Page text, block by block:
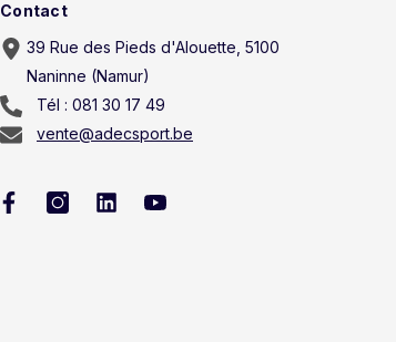
Contact
39 Rue des Pieds d'Alouette, 5100
Naninne (Namur)
Tél : 081 30 17 49
vente@adecsport.be